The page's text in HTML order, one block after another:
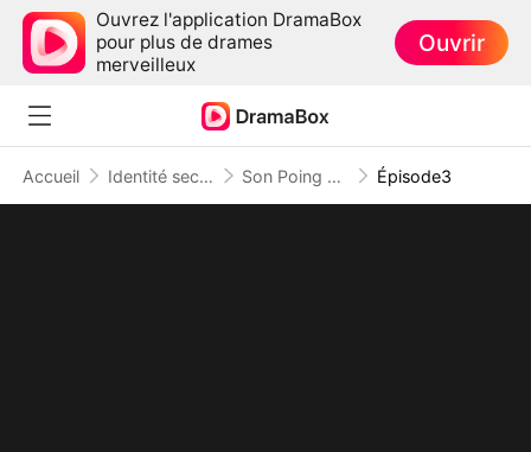
Ouvrez l'application DramaBox
pour plus de drames
merveilleux
Ouvrir
Accueil Identité secrète Son Poing Brise Tous Les Complots Épisode3